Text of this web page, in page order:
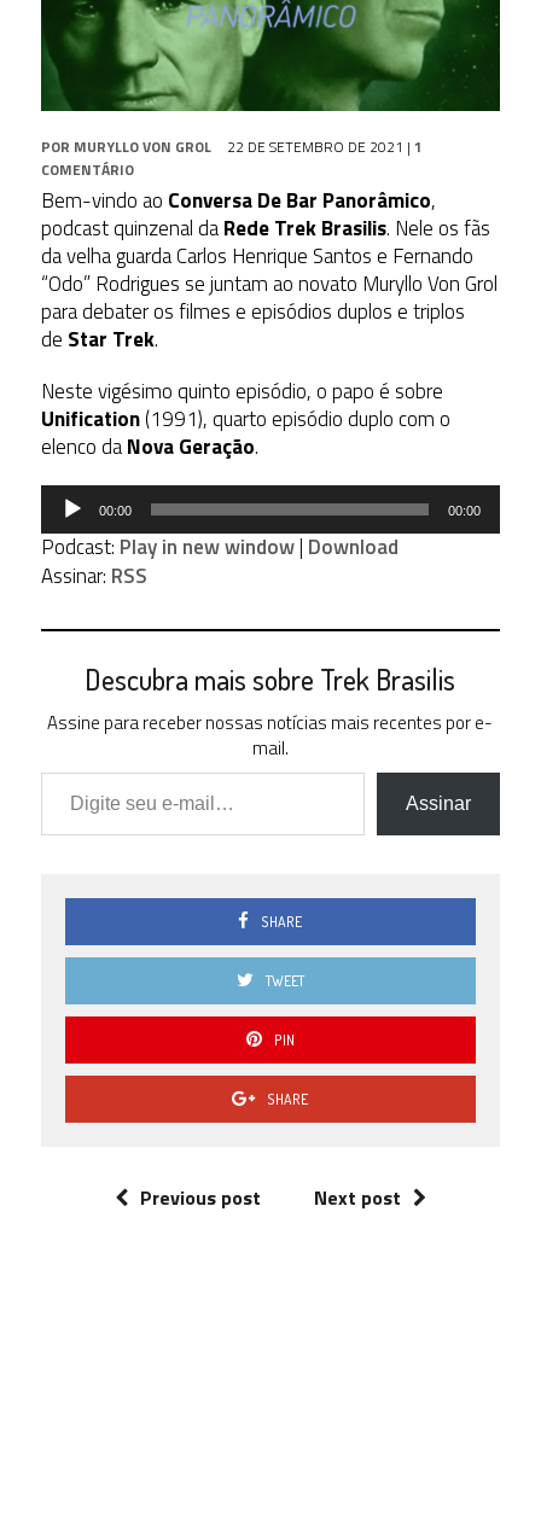
POR MURYLLO VON GROL 22 DE SETEMBRO DE 2021 | 1
COMENTÁRIO
Bem-vindo ao Conversa De Bar Panorâmico,
podcast quinzenal daRede Trek Brasilis. Nele os fãs
da velha guarda Carlos Henrique Santos e Fernando
“Odo” Rodrigues se juntam ao novato Muryllo Von Grol
para debater os filmes e episódios duplos e triplos
de Star Trek.
Neste vigésimo quinto episódio, o papo é sobre
Unification(1991), quarto episódio duplo com o
elenco daNova Geração.
Tocador
áudio
00:00 00:00
Podcast: Play in new window| Download
Assinar: RSS
Descubra mais sobre Trek Brasilis
Assine para receber nossas notícias mais recentes por e-
mail.
Digite seu e-mail…
Assinar
SHARE
TWEET
PIN
SHARE
Previous post Next post